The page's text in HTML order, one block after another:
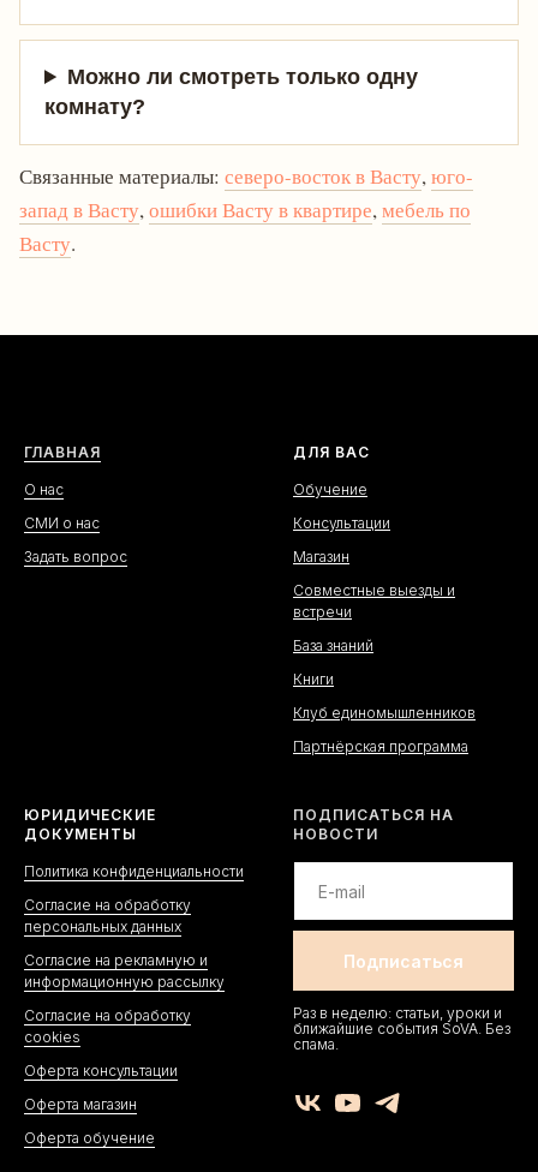
Можно ли смотреть только одну
комнату?
Связанные материалы: северо-восток в Васту,юго-
запад в Васту,ошибки Васту в квартире,мебель по
Васту.
ГЛАВНАЯ
О нас
СМИ о нас
Задать вопрос
ДЛЯ ВАС
Обучение
Консультации
Магазин
Совместные выезды и
встречи
База знаний
Книги
Клуб единомышленников
Партнёрская программа
ЮРИДИЧЕСКИЕ
ДОКУМЕНТЫ
Политика конфиденциальности
Согласие на обработку
персональных данных
Согласие на рекламную и
информационную рассылку
Согласие на обработку
cookies
Оферта консультации
Оферта магазин
Оферта обучение
ПОДПИСАТЬСЯ НА
НОВОСТИ
Раз в неделю: статьи, уроки и
ближайшие события SoVA. Без
спама.